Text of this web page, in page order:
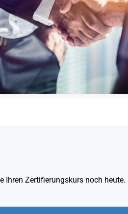
Ihren Zertifierungskurs noch heute.